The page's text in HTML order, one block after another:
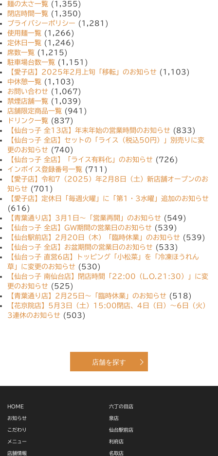
麺の太さ一覧 (1,355)
閉店時間一覧 (1,350)
プライバシーポリシー (1,281)
使用麺一覧 (1,266)
定休日一覧 (1,246)
席数一覧 (1,215)
駐車場台数一覧 (1,151)
【愛子店】2025年2月上旬「移転」のお知らせ (1,103)
中休憩一覧 (1,103)
お問い合わせ (1,067)
禁煙店舗一覧 (1,039)
店舗限定商品一覧 (941)
ドリンク一覧 (837)
【仙台っ子 全13店】年末年始の営業時間のお知らせ (833)
【仙台っ子 全店】セットの「ライス（税込50円）」別売りに変
更のお知らせ (740)
【仙台っ子 全店】「ライス有料化」のお知らせ (726)
インボイス登録番号一覧 (711)
【愛子店】令和7（2025）年2月8日（土）新店舗オープンのお
知らせ (701)
【愛子店】定休日「毎週火曜」に「第1・3水曜」追加のお知らせ
(616)
【青葉通り店】3月1日〜「営業再開」のお知らせ (549)
【仙台っ子 全店】GW期間の営業日のお知らせ (539)
【仙台駅前店】2月20日（木）「臨時休業」のお知らせ (539)
【仙台っ子 全店】お盆期間の営業日のお知らせ (533)
【仙台っ子 直営6店】トッピング「小松菜」を「冷凍ほうれん
草」に変更のお知らせ (530)
【仙台っ子 南仙台店】閉店時間「22:00（L.O.21:30）」に変
更のお知らせ (525)
【青葉通り店】2月25日〜「臨時休業」のお知らせ (518)
【花京院店】5月3日（土）15:00閉店、4日（日）〜6日（火）
3連休のお知らせ (503)
店舗を探す
HOME
お知らせ
こだわり
メニュー
店舗情報
六丁の目店
泉店
仙台駅前店
利府店
名取店